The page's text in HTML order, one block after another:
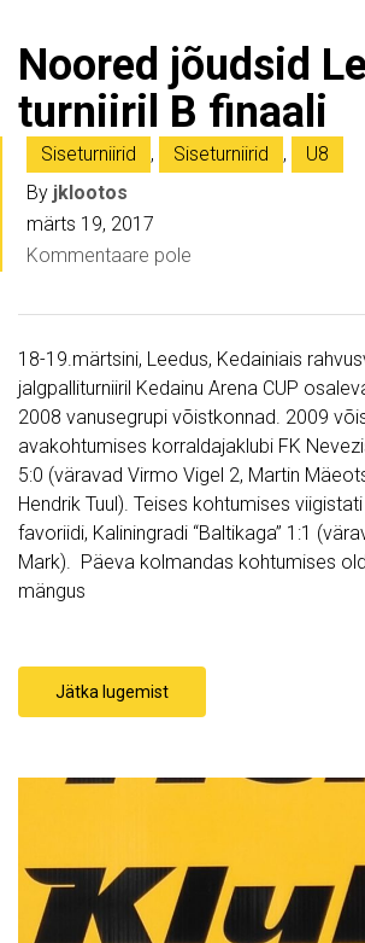
Noored jõudsid
turniiril B finaali
Siseturniirid , Siseturniirid ,
U8
By jklootos
märts 19, 2017
Kommentaare pole
18-19.märtsini, Leedus, Kedainiais
jalgpalliturniiril Kedainu Arena CUP
2008 vanusegrupi võistkonnad. 2009
avakohtumises korraldajaklubi FK
5:0 (väravad Virmo Vigel 2, Martin
Hendrik Tuul). Teises kohtumises
favoriidi, Kaliningradi “Baltikaga” 1:1
Mark). Päeva kolmandas kohtumises
mängus
Jätka lugemist